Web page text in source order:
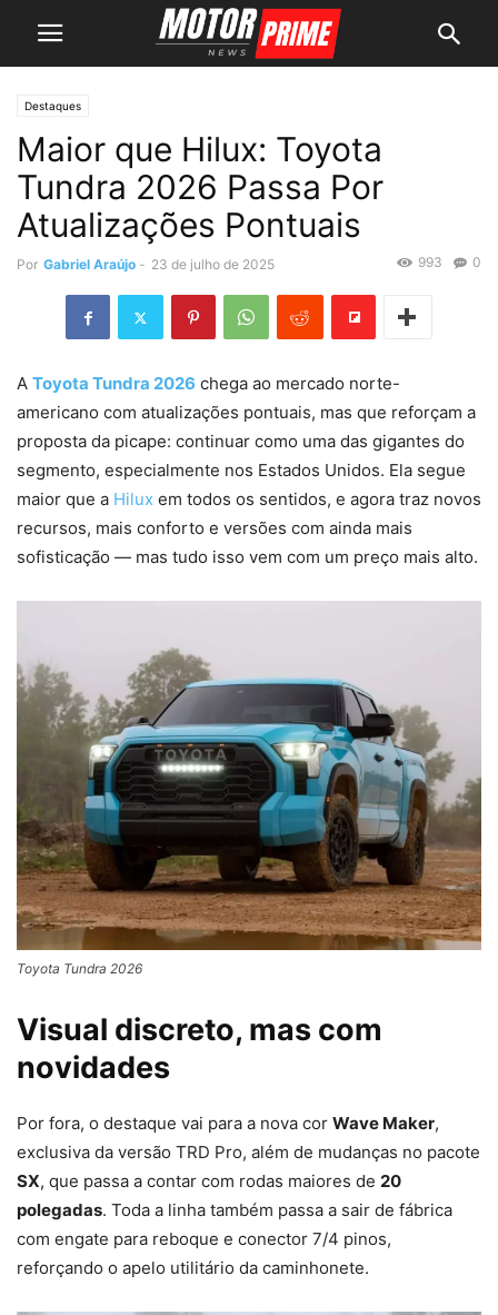
Destaques
Maior que Hilux: Toyota
Tundra 2026 Passa Por
Atualizações Pontuais
Por Gabriel Araújo - 23 de julho de 2025 0
993
A Toyota Tundra 2026 chega ao mercado norte-
americano com atualizações pontuais, mas que reforçam a
proposta da picape: continuar como uma das gigantes do
segmento, especialmente nos Estados Unidos. Ela segue
maior que a Hilux em todos os sentidos, e agora traz novos
recursos, mais conforto e versões com ainda mais
sofisticação — mas tudo isso vem com um preço mais alto.
Toyota Tundra 2026
Visual discreto, mas com
novidades
Por fora, o destaque vai para a nova cor Wave Maker,
exclusiva da versão TRD Pro, além de mudanças no pacote
SX, que passa a contar com rodas maiores de 20
polegadas. Toda a linha também passa a sair de fábrica
com engate para reboque e conector 7/4 pinos,
reforçando o apelo utilitário da caminhonete.